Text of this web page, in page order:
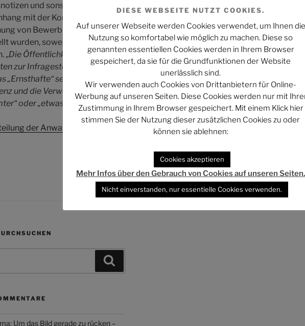
und sonstige Aufzeichnungen, die im
mit der Konzeption, Durchführung, Preisvergabe oder
von Bewerbungen zum Deutschen Buchhandlungspreis
wurden, soweit sie nicht der begründeten Geheimhaltung
„Die Öffentlichkeit soll erfahren, was die angeblichen
zur Infragestellung der Entscheidung der Jury qualifiziert
„Ernsthafte“ sein soll, was angeblich vorliegt.
Diese
und die Verwendung nichts sagender Begriffe wie
oder „etwas Ernsthafte“ sollte endlich aufhören.“
der Anwaltskanzlei Sven Adam, Göttingen
Webseiten
Um das Bild gerade zu rücken –
DIESE WEBSEITE NUTZT COOKIES.
Auf unserer Webseite werden Cookies verwendet, um Ihnen die
Nutzung so komfortabel wie möglich zu machen. Diese so
genannten essentiellen Cookies werden in Ihrem Browser
gespeichert, da sie für die Grundfunktionen der Website
unerlässlich sind.
Wir verwenden auch Cookies von Drittanbietern für Online-
Werbung auf unseren Seiten. Diese Cookies werden nur mit
Zustimmung in Ihrem Browser gespeichert. Mit einem Klick hier
stimmen Sie der Nutzung dieser zusätzlichen Cookies zu oder
können sie ablehnen:
Cookies akzeptieren
Mehr Infos über den Gebrauch von Cookies auf unseren Seiten.
Nicht einverstanden, nur essentielle Cookies verwenden.